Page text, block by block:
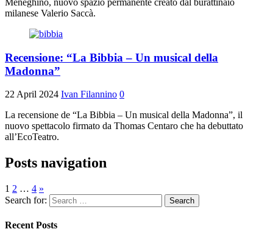
milanese Valerio Saccà.
Recensione: “La Bibbia – Un musical della
Madonna”
22 April 2024 Ivan Filannino 0
La recensione de “La Bibbia – Un musical della Madonna”, il
nuovo spettacolo firmato da Thomas Centaro che ha debuttato
all’EcoTeatro.
Posts navigation
1 2 … 4 »
Search for:
Recent Posts